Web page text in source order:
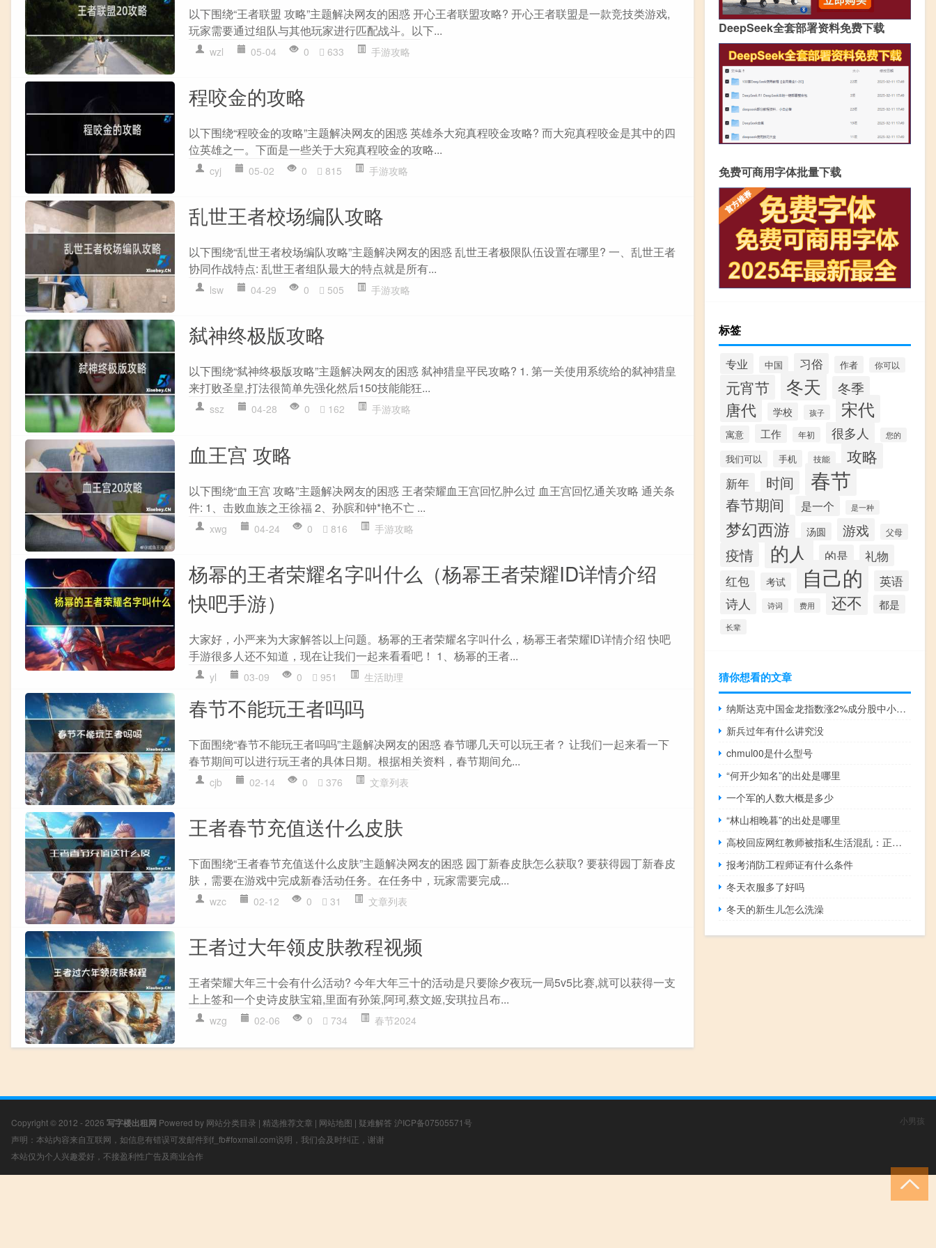
以下围绕“王者联盟 攻略”主题解决网友的困惑 开心王者联盟攻略? 开心王者联盟是一款竞技类游戏,
玩家需要通过组队与其他玩家进行匹配战斗。以下...
wzl 05-04 0 633 手游攻略
程咬金的攻略
以下围绕“程咬金的攻略”主题解决网友的困惑 英雄杀大宛真程咬金攻略? 而大宛真程咬金是其中的四
位英雄之一。下面是一些关于大宛真程咬金的攻略...
cyj 05-02 0 815 手游攻略
乱世王者校场编队攻略
以下围绕“乱世王者校场编队攻略”主题解决网友的困惑 乱世王者极限队伍设置在哪里? 一、乱世王者
协同作战特点: 乱世王者组队最大的特点就是所有...
lsw 04-29 0 505 手游攻略
弑神终极版攻略
以下围绕“弑神终极版攻略”主题解决网友的困惑 弑神猎皇平民攻略? 1. 第一关使用系统给的弑神猎皇
来打败圣皇,打法很简单先强化然后150技能能狂...
ssz 04-28 0 162 手游攻略
血王宫 攻略
以下围绕“血王宫 攻略”主题解决网友的困惑 王者荣耀血王宫回忆肿么过 血王宫回忆通关攻略 通关条
件: 1、击败血族之王徐福 2、孙膑和钟*艳不亡 ...
xwg 04-24 0 816 手游攻略
杨幂的王者荣耀名字叫什么（杨幂王者荣耀ID详情介绍
快吧手游）
大家好，小严来为大家解答以上问题。杨幂的王者荣耀名字叫什么，杨幂王者荣耀ID详情介绍 快吧
手游很多人还不知道，现在让我们一起来看看吧！ 1、杨幂的王者...
yl 03-09 0 951 生活助理
春节不能玩王者吗吗
下面围绕“春节不能玩王者吗吗”主题解决网友的困惑 春节哪几天可以玩王者？ 让我们一起来看一下
春节期间可以进行玩王者的具体日期。根据相关资料，春节期间允...
cjb 02-14 0 376 文章列表
王者春节充值送什么皮肤
下面围绕“王者春节充值送什么皮肤”主题解决网友的困惑 园丁新春皮肤怎么获取? 要获得园丁新春皮
肤，需要在游戏中完成新春活动任务。在任务中，玩家需要完成...
wzc 02-12 0 31 文章列表
王者过大年领皮肤教程视频
王者荣耀大年三十会有什么活动? 今年大年三十的活动是只要除夕夜玩一局5v5比赛,就可以获得一支
上上签和一个史诗皮肤宝箱,里面有孙策,阿珂,蔡文姬,安琪拉吕布...
wzg 02-06 0 734 春节2024
DeepSeek全套部署资料免费下载
免费可商用字体批量下载
标签
专业 中国 习俗 作者 你可以
元宵节 冬天 冬季
唐代 学校 孩子 宋代
寓意 工作 年初 很多人 您的
我们可以 手机 技能 攻略
新年 时间 春节
春节期间 是一个 是一种
梦幻西游 汤圆 游戏 父母
疫情 的人 的是 礼物
红包 考试 自己的 英语
诗人 诗词 费用 还不 都是
长辈
猜你想看的文章
纳斯达克中国金龙指数涨2%成分股中小鹏汽车(XPEV.N)涨超6%新东方(EDU.N)、哔哩哔哩(BILI.O)、网易(NTES.O)涨超4%好未来(TAL.N)涨超3%
新兵过年有什么讲究没
chmul00是什么型号
“何开少知名”的出处是哪里
一个军的人数大概是多少
“林山相晚暮”的出处是哪里
高校回应网红教师被指私生活混乱：正调查核实 到底什么情况呢
报考消防工程师证有什么条件
冬天衣服多了好吗
冬天的新生儿怎么洗澡
Copyright © 2012 - 2026 写字楼出租网 Powered by 网站分类目录 | 精选推荐文章 | 网站地图 | 疑难解答 沪ICP备07505571号
声明：本站内容来自互联网，如信息有错误可发邮件到f_fb#foxmail.com说明，我们会及时纠正，谢谢
本站仅为个人兴趣爱好，不接盈利性广告及商业合作
小男孩